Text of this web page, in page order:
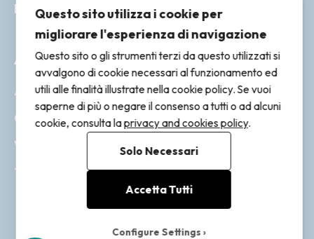
Resi & Rimborsi
ACCOUNT
Account
Ordini
Wishlist
Tracking
Questo sito utilizza i cookie per
migliorare l'esperienza di navigazione
Questo sito o gli strumenti terzi da questo utilizzati si
avvalgono di cookie necessari al funzionamento ed
utili alle finalità illustrate nella cookie policy. Se vuoi
saperne di più o negare il consenso a tutti o ad alcuni
cookie, consulta laprivacy and cookies policy.
Solo Necessari
Accetta Tutti
Configure Settings